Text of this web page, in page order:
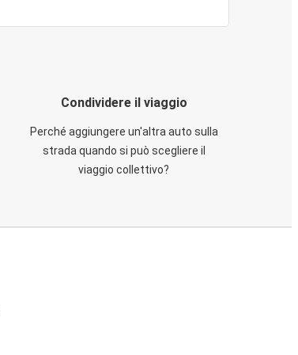
Condividere il viaggio
Perché aggiungere un'altra auto sulla
strada quando si può scegliere il
viaggio collettivo?